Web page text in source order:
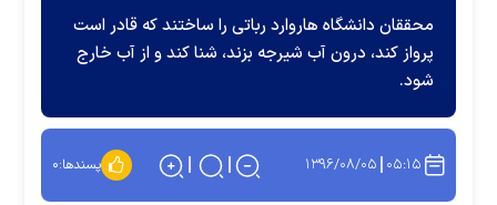
محققان دانشگاه هاروارد رباتی را ساختند که قادر است
پرواز کند، درون آب شیرجه بزند، شنا کند و از آب خارج
شود.
۰۵:۱۵ ۱۳۹۶/۰۸/۰۵ پسندها:۰